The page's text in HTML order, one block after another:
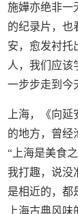
施嬅亦绝非一
的纪录片，也
安，愈发衬托
人，我们应该
一步步走到今
上海，《向
的地方，曾经
“上海是美食
我打趣，说没
是相近的，都
上海古典风